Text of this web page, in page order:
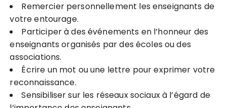
Remercier personnellement les enseignants de
votre entourage.
Participer à des événements en l’honneur des
enseignants organisés par des écoles ou des
associations.
Écrire un mot ou une lettre pour exprimer votre
reconnaissance.
Sensibiliser sur les réseaux sociaux à l’égard de